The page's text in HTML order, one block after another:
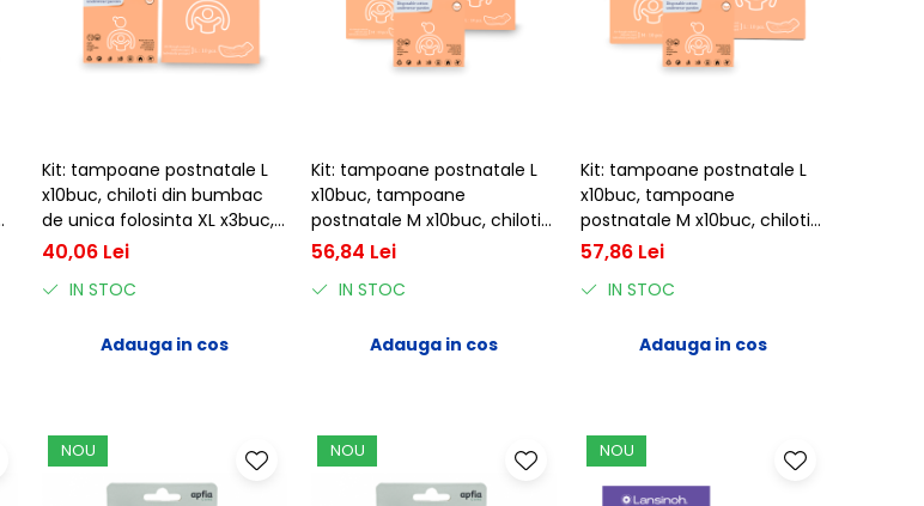
Kit: tampoane postnatale L
x10buc, chiloti din bumbac
de unica folosinta XL x3buc,
Apfia Care
40,06 Lei
IN STOC
Adauga in cos
Kit: tampoane postnatale L
x10buc, tampoane
postnatale M x10buc, chiloti
din bumbac de unica
56,84 Lei
IN STOC
Adauga in cos
Kit: tampoane postnatale L
x10buc, tampoane
postnatale M x10buc, chiloti
din bumbac de unica
Care
57,86 Lei
IN STOC
Adauga in cos
NOU NOU NOU